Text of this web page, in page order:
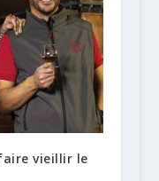
vieillir le